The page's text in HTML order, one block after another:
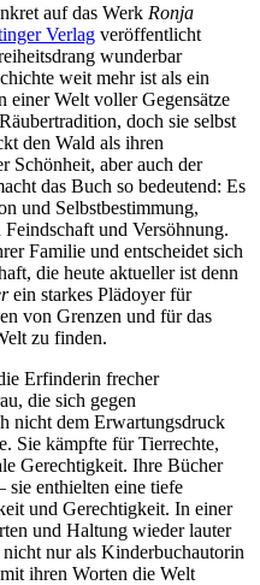
auf das Werk Ronja
Verlag veröffentlicht
wunderbar
weit mehr ist als ein
einer Welt voller Gegensätze
doch sie selbst
den Wald als ihren
Schönheit, aber auch der
das Buch so bedeutend: Es
und Selbstbestimmung,
und Versöhnung.
Familie und entscheidet sich
die heute aktueller ist denn
ein starkes Plädoyer für
von Grenzen und für das
zu finden.
Erfinderin frecher
die sich gegen
nicht dem Erwartungsdruck
Sie kämpfte für Tierrechte,
Gerechtigkeit. Ihre Bücher
sie enthielten eine tiefe
und Gerechtigkeit. In einer
und Haltung wieder lauter
nur als Kinderbuchautorin
ihren Worten die Welt